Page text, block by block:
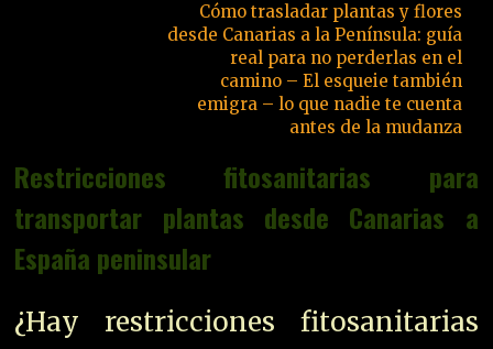
Cómo trasladar plantas y flores
desde Canarias a la Península: guía
real para no perderlas en el
camino – El esqueie también
emigra – lo que nadie te cuenta
antes de la mudanza
Restricciones fitosanitarias para
transportar plantas desde Canarias a
España peninsular
¿Hay restricciones fitosanitarias